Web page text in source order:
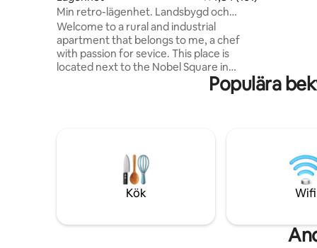
Min retro-lägenhet. Landsbygd och
industri i hjärtat av Malmö
Welcome to a rural and industrial
apartment that belongs to me, a chef
with passion for sevice. This place is
located next to the Nobel Square in
Möllevångstorget & Folkets Park. In 10
nightclubs and aslo, Swedens only official
culture area is 2 min by foot. If you have
any questions, please send me a pm
Populära
Kök Wifi